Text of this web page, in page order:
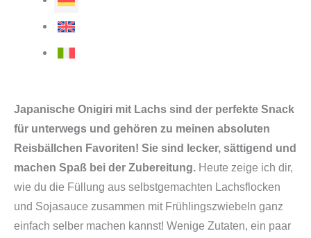
Japanische Onigiri mit Lachs sind der perfekte Snack
für unterwegs und gehören zu meinen absoluten
Reisbällchen Favoriten! Sie sind lecker, sättigend und
machen Spaß bei der Zubereitung. Heute zeige ich dir,
wie du die Füllung aus selbstgemachten Lachsflocken
und Sojasauce zusammen mit Frühlingszwiebeln ganz
einfach selber machen kannst! Wenige Zutaten, ein paar